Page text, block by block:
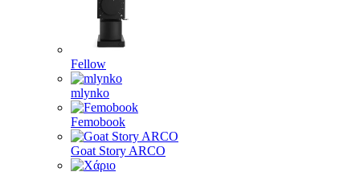
Fellow
mlynko
Femobook
Goat Story ARCO